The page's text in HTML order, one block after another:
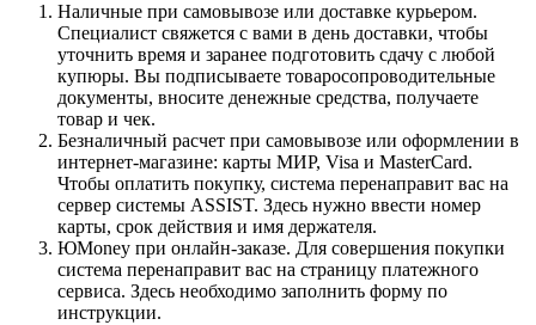
Наличные при самовывозе или доставке курьером.
Специалист свяжется с вами в день доставки, чтобы
уточнить время и заранее подготовить сдачу с любой
купюры. Вы подписываете товаросопроводительные
документы, вносите денежные средства, получаете
товар и чек.
Безналичный расчет при самовывозе или оформлении в
интернет-магазине: карты МИР, Visa и MasterCard.
Чтобы оплатить покупку, система перенаправит вас на
сервер системы ASSIST. Здесь нужно ввести номер
карты, срок действия и имя держателя.
ЮMoney при онлайн-заказе. Для совершения покупки
система перенаправит вас на страницу платежного
сервиса. Здесь необходимо заполнить форму по
инструкции.